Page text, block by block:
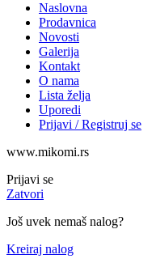
Naslovna
Prodavnica
Novosti
Galerija
Kontakt
O nama
Lista želja
Uporedi
Prijavi / Registruj se
www.mikomi.rs
Prijavi se
Zatvori
Još uvek nemaš nalog?
Kreiraj nalog